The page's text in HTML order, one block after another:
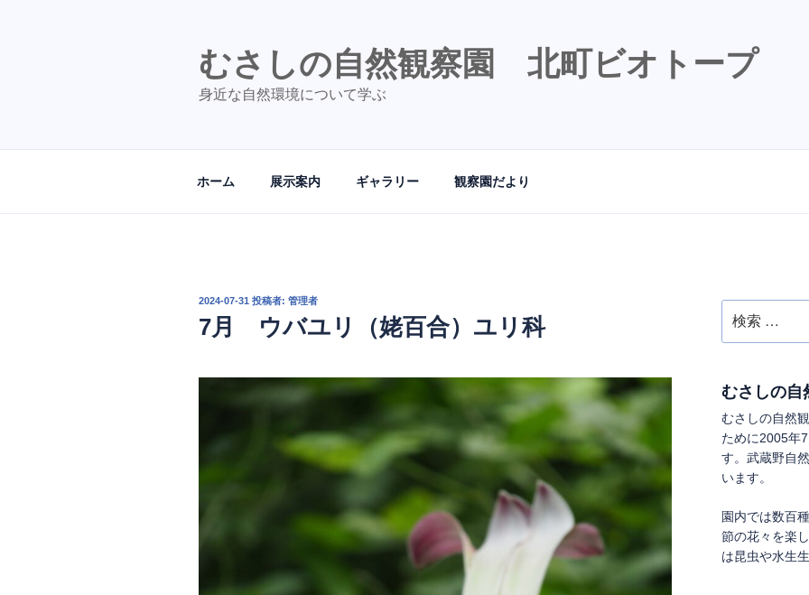
むさしの自然観察園 北町ビオトープ
身近な自然環境について学ぶ
ホーム 展示案内 ギャラリー 観察園だより
投
日:
2024-07-31 投稿者: 管理者
7月 ウバユリ（姥百合）ユリ科
索:
むさしの自
むさしの自然
ために2005年
す。武蔵野自
います。
園内では数百
節の花々を楽
は昆虫や水生